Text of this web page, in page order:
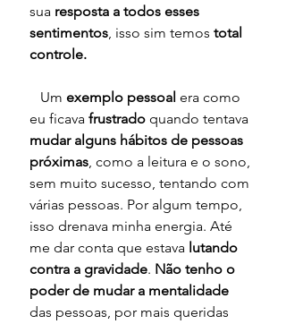
sua resposta a todos esses
sentimentos, isso sim temos total
controle.
   Um
exemplo pessoal era como
eu ficava frustrado quando tentava
mudar alguns hábitos de pessoas
próximas, como a leitura e o sono,
sem muito sucesso, tentando com
várias pessoas. Por algum tempo,
isso drenava minha energia. Até
me dar conta que estava lutando
contra a gravidade. Não tenho o
poder de mudar a mentalidade
das pessoas, por mais queridas